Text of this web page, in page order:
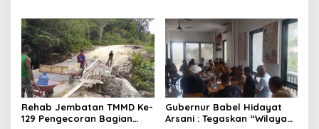
Rehab Jembatan TMMD Ke-
129 Pengecoran Bagian
Gubernur Babel Hidayat
Arsani : Tegaskan “Wilayah